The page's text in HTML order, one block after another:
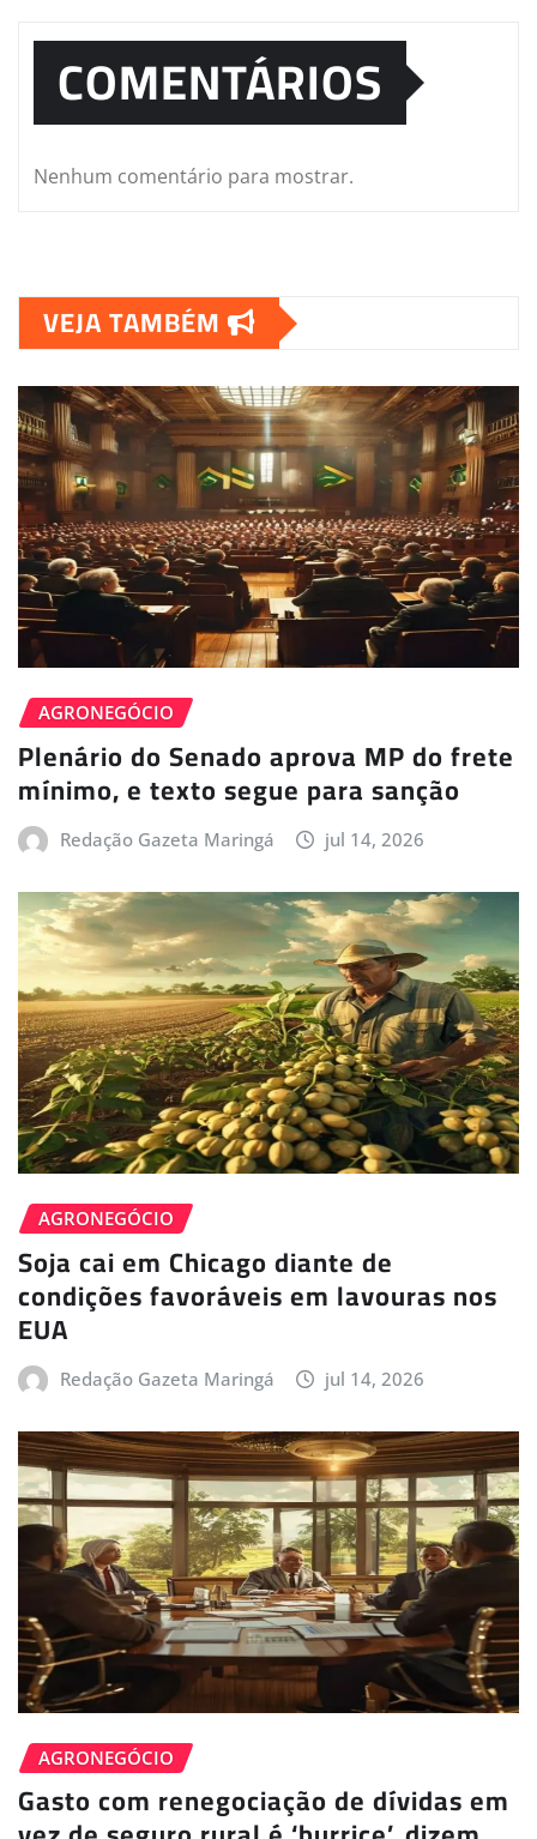
COMENTÁRIOS
Nenhum comentário para mostrar.
VEJA TAMBÉM
AGRONEGÓCIO
Plenário do Senado aprova MP do frete
mínimo, e texto segue para sanção
Redação Gazeta Maringá jul 14, 2026
AGRONEGÓCIO
Soja cai em Chicago diante de
condições favoráveis em lavouras nos
EUA
Redação Gazeta Maringá jul 14, 2026
AGRONEGÓCIO
Gasto com renegociação de dívidas em